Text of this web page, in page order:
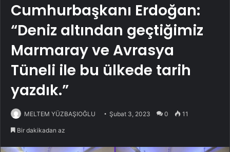
Cumhurbaşkanı Erdoğan:
“Deniz altından geçtiğimiz
Marmaray ve Avrasya
Tüneli ile bu ülkede tarih
yazdık.”
MELTEM YÜZBAŞIOĞLU Şubat 3, 2023 0 11
Bir dakikadan az